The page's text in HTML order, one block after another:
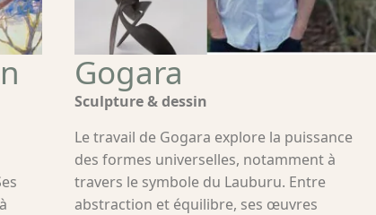
Gogara
Sculpture & dessin
Le travail de Gogara explore la puissance
des formes universelles, notamment à
travers le symbole du Lauburu. Entre
abstraction et équilibre, ses œuvres